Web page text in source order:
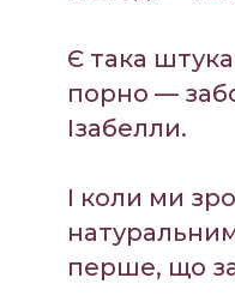
Є така
порно —
Ізабелли.
І коли ми
перше, що